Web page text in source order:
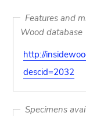
Features and
Wood database
http://
descid=2032
Specimens